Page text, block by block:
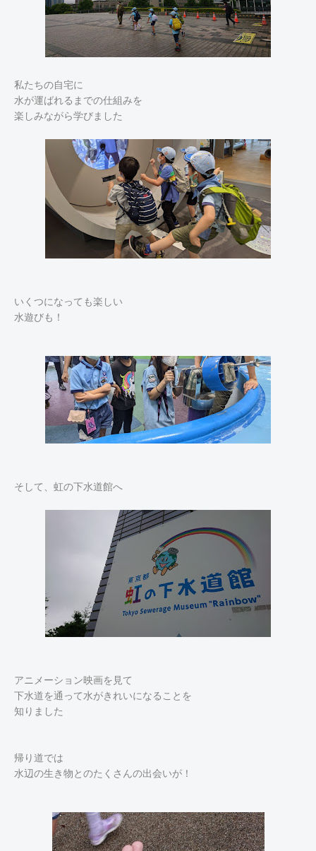
私たちの自宅に
水が運ばれるまでの仕組みを
楽しみながら学びました
いくつになっても楽しい
水遊びも！
そして、虹の下水道館へ
アニメーション映画を見て
下水道を通って水がきれいになることを
知りました
帰り道では
水辺の生き物とのたくさんの出会いが！